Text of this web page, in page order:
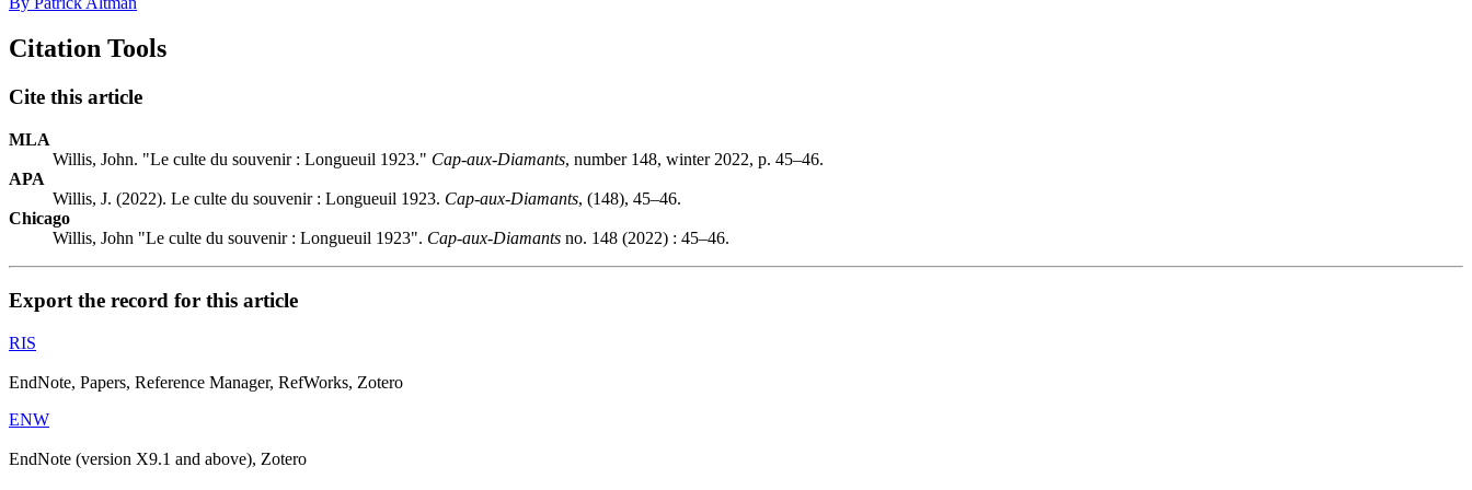
Citation Tools
Cite this article
MLA
Willis, John. "Le culte du souvenir : Longueuil 1923." Cap-aux-Diamants, number 148, winter 2022, p. 45–46.
APA
Willis, J. (2022). Le culte du souvenir : Longueuil 1923. Cap-aux-Diamants, (148), 45–46.
Chicago
Willis, John "Le culte du souvenir : Longueuil 1923". Cap-aux-Diamants no. 148 (2022) : 45–46.
Export the record for this article
RIS
EndNote, Papers, Reference Manager, RefWorks, Zotero
ENW
EndNote (version X9.1 and above), Zotero